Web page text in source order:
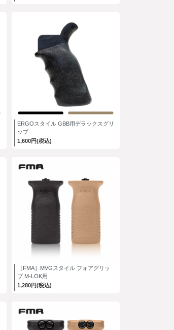
ERGOスタイル GBB用デラックスグリ
ップ
1,600円(税込)
［FMA］MVGスタイル フォアグリッ
プ M-LOK用
1,280円(税込)